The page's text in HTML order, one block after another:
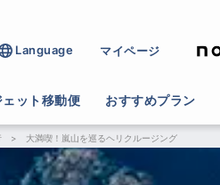
Language マイページ
ェット移動便 おすすめプラン
> 大満喫！嵐山を巡るヘリクルージング